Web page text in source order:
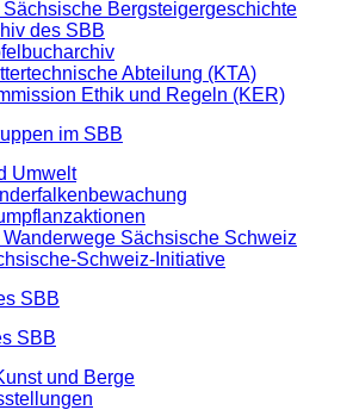
Sächsische Bergsteigergeschichte
des SBB
Abteilung (KTA)
Ethik und Regeln (KER)
im SBB
Umwelt
Wanderwege Sächsische Schweiz
Schweiz-Initiative
SBB
SBB
und Berge